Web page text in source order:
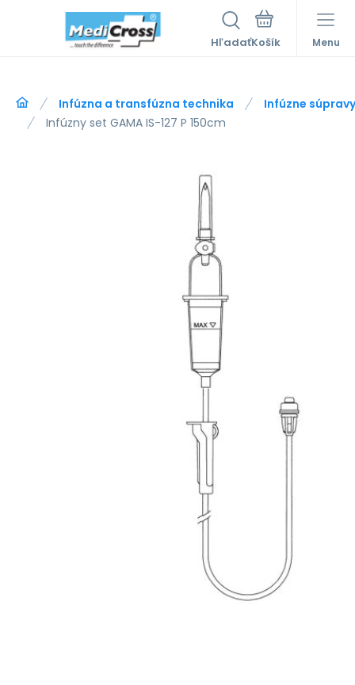
Hľadať Menu
Infúzna a transfúzna technika
Infúzne súpravy
Infúzny set GAMA IS-127 P 150cm